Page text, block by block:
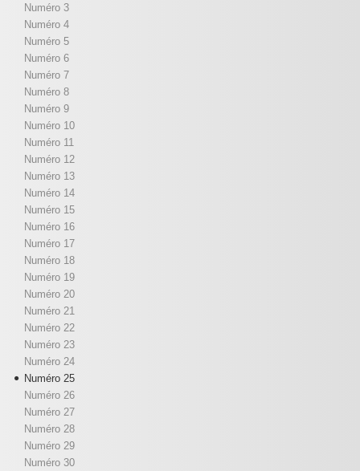
Numéro 3
Numéro 4
Numéro 5
Numéro 6
Numéro 7
Numéro 8
Numéro 9
Numéro 10
Numéro 11
Numéro 12
Numéro 13
Numéro 14
Numéro 15
Numéro 16
Numéro 17
Numéro 18
Numéro 19
Numéro 20
Numéro 21
Numéro 22
Numéro 23
Numéro 24
Numéro 25
Numéro 26
Numéro 27
Numéro 28
Numéro 29
Numéro 30